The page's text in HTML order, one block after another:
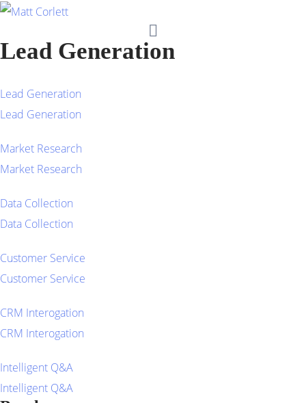
Lead Generation
Lead Generation
Lead Generation
Market Research
Market Research
Data Collection
Data Collection
Customer Service
Customer Service
CRM Interogation
CRM Interogation
Intelligent Q&A
Intelligent Q&A